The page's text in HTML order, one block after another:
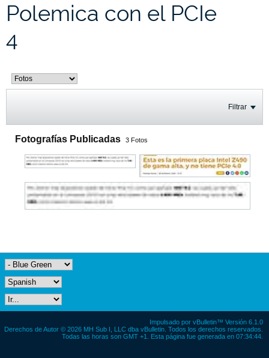
Polemica con el PCIe
4
Filtrar
Fotografías Publicadas 3 Fotos
Impulsado por vBulletin™ Versión 6.1.0
Derechos de Autor © 2026 MH Sub I, LLC dba vBulletin. Todos los derechos reservados.
Todas las horas son GMT +1. Esta página fue generada en 07:34:44.